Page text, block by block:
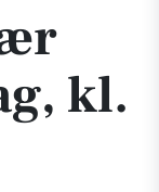
kl.